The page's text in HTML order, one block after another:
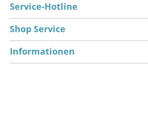
Service-Hotline
Shop Service
Informationen